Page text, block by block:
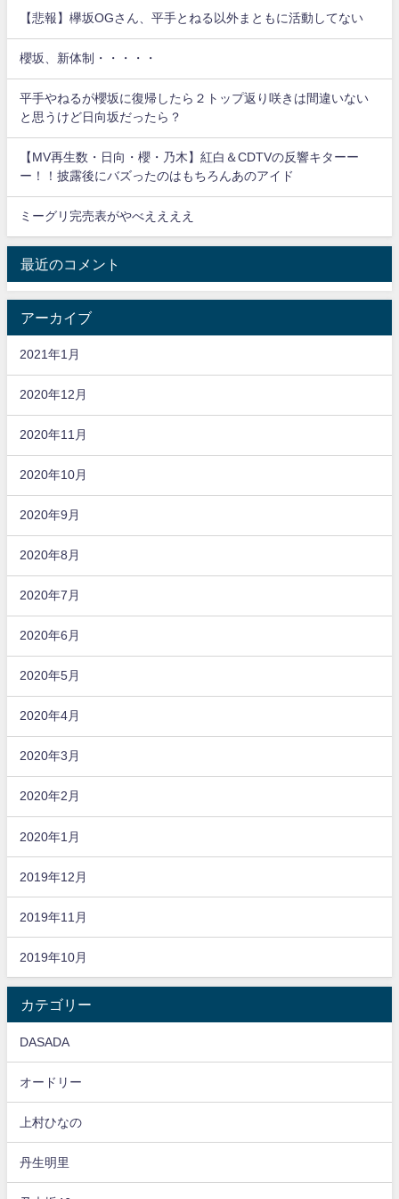
【悲報】欅坂OGさん、平手とねる以外まともに活動してない
櫻坂、新体制・・・・・
平手やねるが櫻坂に復帰したら２トップ返り咲きは間違いない
と思うけど日向坂だったら？
【MV再生数・日向・櫻・乃木】紅白＆CDTVの反響キターー
ー！！披露後にバズったのはもちろんあのアイド
ミーグリ完売表がやべええええ
最近のコメント
アーカイブ
2021年1月
2020年12月
2020年11月
2020年10月
2020年9月
2020年8月
2020年7月
2020年6月
2020年5月
2020年4月
2020年3月
2020年2月
2020年1月
2019年12月
2019年11月
2019年10月
カテゴリー
DASADA
オードリー
上村ひなの
丹生明里